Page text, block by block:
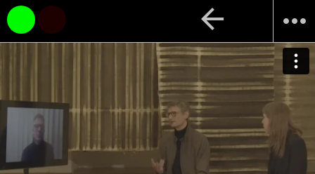
more_horiz
arrow_back